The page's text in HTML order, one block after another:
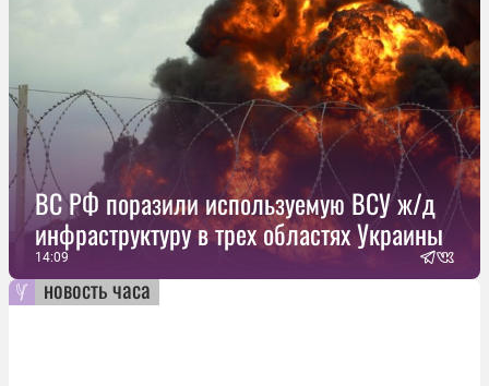
ВС РФ поразили используемую ВСУ ж/д
инфраструктуру в трех областях Украины
14:09
новость часа